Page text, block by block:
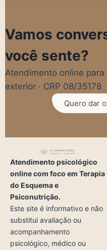
Vamos
você sente?
Atendimento online
exterior · CRP 08/35178
Quero dar
Atendimento psicológico
online com foco em Terapia
do Esquema e
Psiconutrição.
Este site é informativo e não
substitui avaliação ou
acompanhamento
psicológico, médico ou